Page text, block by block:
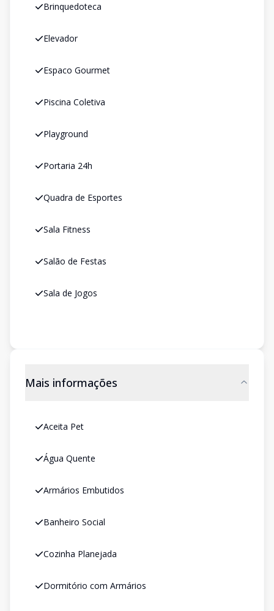
Brinquedoteca
Elevador
Espaco Gourmet
Piscina Coletiva
Playground
Portaria 24h
Quadra de Esportes
Sala Fitness
Salão de Festas
Sala de Jogos
Mais informações
Aceita Pet
Água Quente
Armários Embutidos
Banheiro Social
Cozinha Planejada
Dormitório com Armários